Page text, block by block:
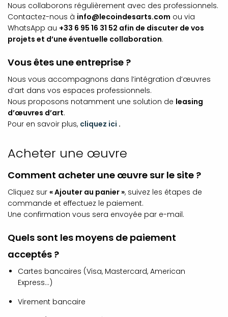
Nous collaborons régulièrement avec des professionnels.
Contactez-nous à info@lecoindesarts.com ou via
WhatsApp au +33 6 95 16 31 52 afin de discuter de vos
projets et d’une éventuelle collaboration.
Vous êtes une entreprise ?
Nous vous accompagnons dans l’intégration d’œuvres
d’art dans vos espaces professionnels.
Nous proposons notamment une solution de leasing
d’œuvres d’art.
Pour en savoir plus, cliquez ici .
Acheter une œuvre
Comment acheter une œuvre sur le site ?
Cliquez sur « Ajouter au panier », suivez les étapes de
commande et effectuez le paiement.
Une confirmation vous sera envoyée par e-mail.
Quels sont les moyens de paiement
acceptés ?
Cartes bancaires (Visa, Mastercard, American
Express…)
Virement bancaire